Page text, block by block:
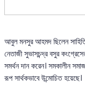
আবুল মনসুর আহমদ ছিলেন
নেতাজী সুভাসচন্দ্র বসুর
সমর্থন দান করেন। সমকালীন
রূপ সার্থকভাবে উন্মোচিত হয়েছে।